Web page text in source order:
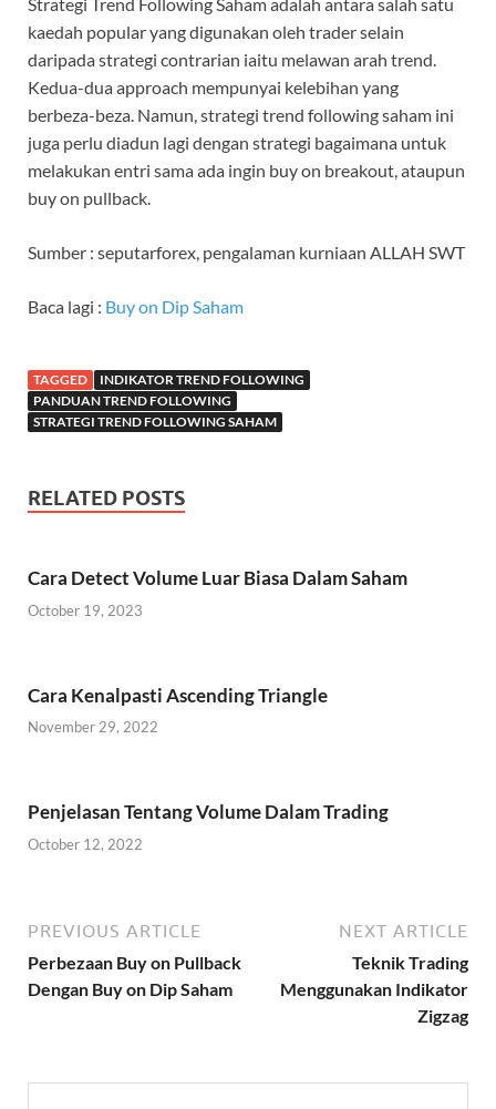
Strategi Trend Following Saham adalah antara salah satu
kaedah popular yang digunakan oleh trader selain
daripada strategi contrarian iaitu melawan arah trend.
Kedua-dua approach mempunyai kelebihan yang
berbeza-beza. Namun, strategi trend following saham ini
juga perlu diadun lagi dengan strategi bagaimana untuk
melakukan entri sama ada ingin buy on breakout, ataupun
buy on pullback.
Sumber : seputarforex, pengalaman kurniaan ALLAH SWT
Baca lagi : Buy on Dip Saham
TAGGED
INDIKATOR TREND FOLLOWING
PANDUAN TREND FOLLOWING
STRATEGI TREND FOLLOWING SAHAM
RELATED POSTS
Cara Detect Volume Luar Biasa Dalam Saham
October 19, 2023
Cara Kenalpasti Ascending Triangle
November 29, 2022
Penjelasan Tentang Volume Dalam Trading
October 12, 2022
PREVIOUS ARTICLE
Perbezaan Buy on Pullback
Dengan Buy on Dip Saham
NEXT ARTICLE
Teknik Trading
Menggunakan Indikator
Zigzag